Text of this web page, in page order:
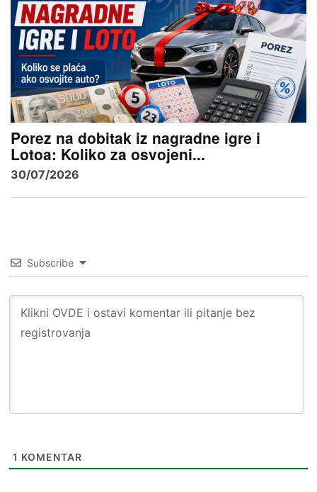
Porez na dobitak iz nagradne igre i
Lotoa: Koliko za osvojeni...
30/07/2026
Subscribe
1 KOMENTAR